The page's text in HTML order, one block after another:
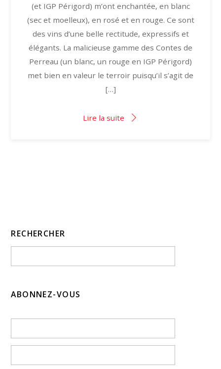
(et IGP Périgord) m’ont enchantée, en blanc
(sec et moelleux), en rosé et en rouge. Ce sont
des vins d’une belle rectitude, expressifs et
élégants. La malicieuse gamme des Contes de
Perreau (un blanc, un rouge en IGP Périgord)
met bien en valeur le terroir puisqu’il s’agit de
[…]
Lire la suite
RECHERCHER
ABONNEZ-VOUS